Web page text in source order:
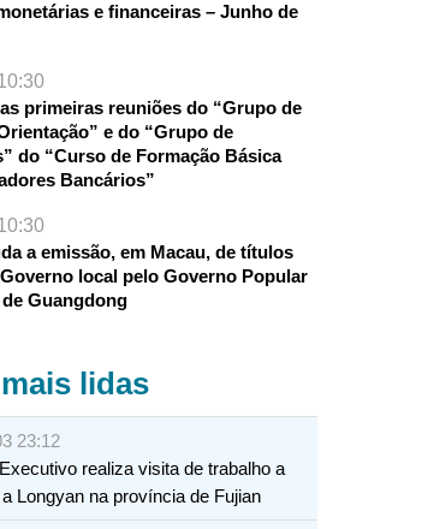
e financeiras – Junho de
primeiras reuniões do “Grupo de
e do “Grupo de
do “Curso de Formação Básica
Bancários”
a emissão, em Macau, de títulos
local pelo Governo Popular
Guangdong
lidas
23:12
realiza visita de trabalho a
Longyan na província de Fujian